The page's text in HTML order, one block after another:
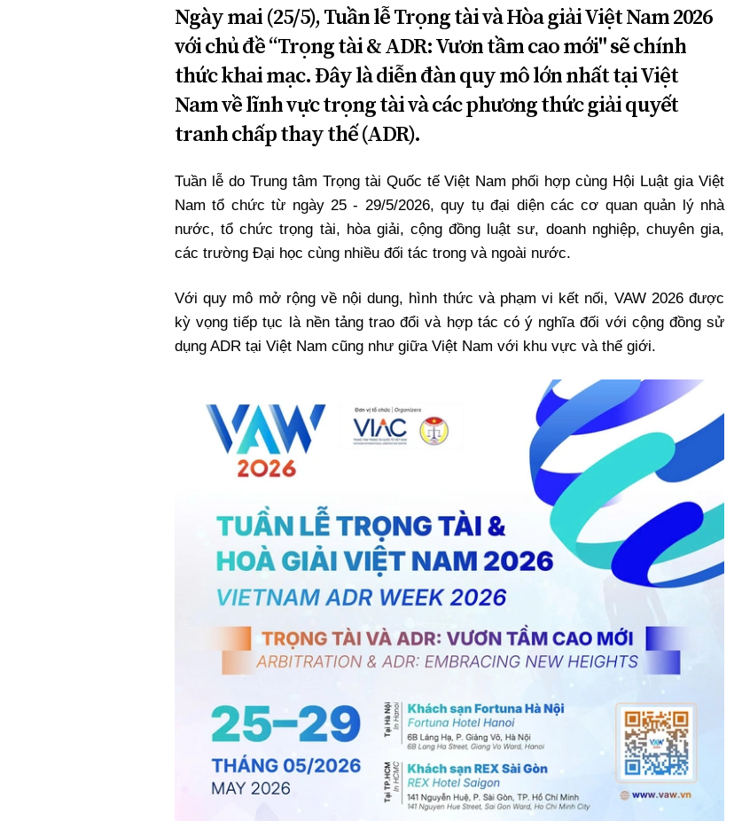
Công nghệ
ĐA CHIỀU
Quan điểm
Xi nhan Trái Phải
INFOCUS
Ngày mai (25/5), Tuần lễ Trọng tài và Hòa giải Việt Nam 2026
với chủ đề “Trọng tài & ADR: Vươn tầm cao mới" sẽ chính
thức khai mạc. Đây là diễn đàn quy mô lớn nhất tại Việt
Nam về lĩnh vực trọng tài và các phương thức giải quyết
tranh chấp thay thế (ADR).
Tuần lễ do Trung tâm Trọng tài Quốc tế Việt Nam phối hợp cùng Hội Luật gia Việt
Nam tổ chức từ ngày 25 - 29/5/2026, quy tụ đại diện các cơ quan quản lý nhà
nước, tổ chức trọng tài, hòa giải, cộng đồng luật sư, doanh nghiệp, chuyên gia,
các trường Đại học cùng nhiều đối tác trong và ngoài nước.
Với quy mô mở rộng về nội dung, hình thức và phạm vi kết nối, VAW 2026 được
kỳ vọng tiếp tục là nền tảng trao đổi và hợp tác có ý nghĩa đối với cộng đồng sử
dụng ADR tại Việt Nam cũng như giữa Việt Nam với khu vực và thế giới.